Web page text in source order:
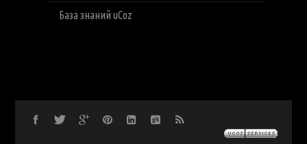
База знаний uCoz